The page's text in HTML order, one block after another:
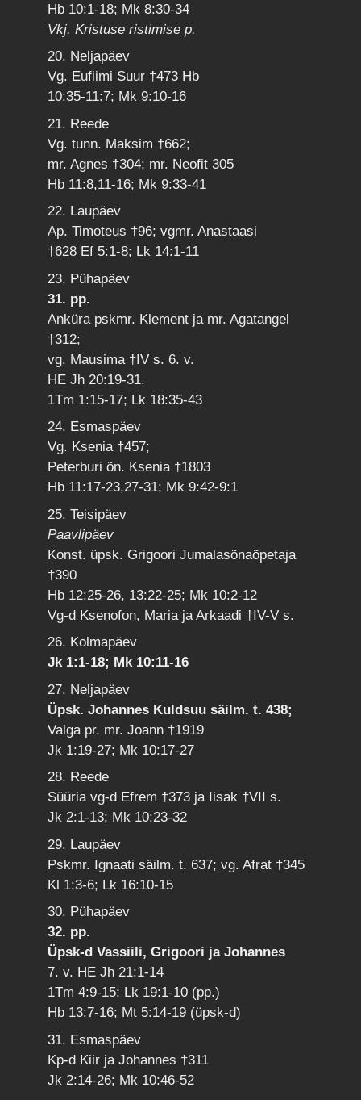
Hb 10:1-18; Mk 8:30-34
Vkj. Kristuse ristimise p.
20. Neljapäev
Vg. Eufiimi Suur †473 Hb
10:35-11:7; Mk 9:10-16
21. Reede
Vg. tunn. Maksim †662;
mr. Agnes †304; mr. Neofit 305
Hb 11:8,11-16; Mk 9:33-41
22. Laupäev
Ap. Timoteus †96; vgmr. Anastaasi
†628 Ef 5:1-8; Lk 14:1-11
23. Pühapäev
31. pp.
Anküra pskmr. Klement ja mr. Agatangel
†312;
vg. Mausima †IV s. 6. v.
HE Jh 20:19-31.
1Tm 1:15-17; Lk 18:35-43
24. Esmaspäev
Vg. Ksenia †457;
Peterburi õn. Ksenia †1803
Hb 11:17-23,27-31; Mk 9:42-9:1
25. Teisipäev
Paavlipäev
Konst. üpsk. Grigoori Jumalasõnaõpetaja
†390
Hb 12:25-26, 13:22-25; Mk 10:2-12
Vg-d Ksenofon, Maria ja Arkaadi †IV-V s.
26. Kolmapäev
Jk 1:1-18; Mk 10:11-16
27. Neljapäev
Üpsk. Johannes Kuldsuu säilm. t. 438;
Valga pr. mr. Joann †1919
Jk 1:19-27; Mk 10:17-27
28. Reede
Süüria vg-d Efrem †373 ja Iisak †VII s.
Jk 2:1-13; Mk 10:23-32
29. Laupäev
Pskmr. Ignaati säilm. t. 637; vg. Afrat †345
Kl 1:3-6; Lk 16:10-15
30. Pühapäev
32. pp.
Üpsk-d Vassiili, Grigoori ja Johannes
7. v. HE Jh 21:1-14
1Tm 4:9-15; Lk 19:1-10 (pp.)
Hb 13:7-16; Mt 5:14-19 (üpsk-d)
31. Esmaspäev
Kp-d Kiir ja Johannes †311
Jk 2:14-26; Mk 10:46-52